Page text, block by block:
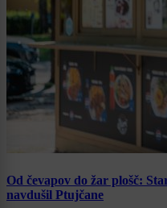
Od čevapov do žar plošč:
navdušil Ptujčane